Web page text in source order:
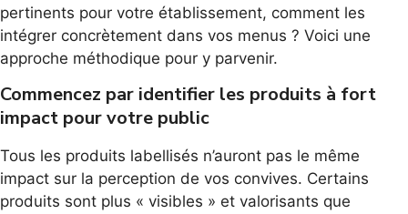
pertinents pour votre établissement, comment les
intégrer concrètement dans vos menus ? Voici une
approche méthodique pour y parvenir.
Commencez par identifier les produits à fort
impact pour votre public
Tous les produits labellisés n’auront pas le même
impact sur la perception de vos convives. Certains
produits sont plus « visibles » et valorisants que